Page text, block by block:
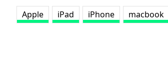
Apple iPad iPhone macbook